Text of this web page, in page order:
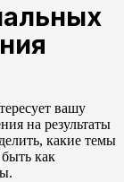
вашу
на результаты
какие темы
как